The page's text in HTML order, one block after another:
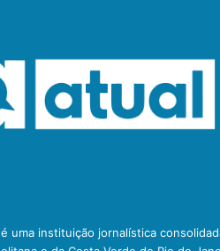
uma instituição jornalística